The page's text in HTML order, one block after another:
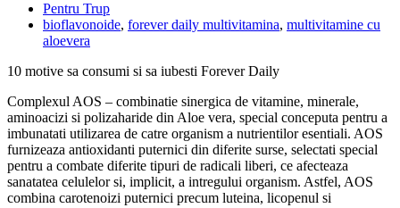
Pentru Trup
bioflavonoide, forever daily multivitamina, multivitamine cu
aloevera
10 motive sa consumi si sa iubesti Forever Daily
Complexul AOS – combinatie sinergica de vitamine, minerale,
aminoacizi si polizaharide din Aloe vera, special conceputa pentru a
imbunatati utilizarea de catre organism a nutrientilor esentiali. AOS
furnizeaza antioxidanti puternici din diferite surse, selectati special
pentru a combate diferite tipuri de radicali liberi, ce afecteaza
sanatatea celulelor si, implicit, a intregului organism. Astfel, AOS
combina carotenoizi puternici precum luteina, licopenul si